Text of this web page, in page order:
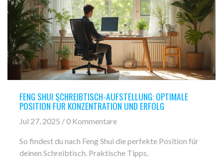
FENG SHUI SCHREIBTISCH-AUFSTELLUNG: OPTIMALE
POSITION FÜR KONZENTRATION UND ERFOLG
Jul 27, 2025 / 0 Kommentare
So findest du nach Feng Shui die perfekte Position für
deinen Schreibtisch. Praktische Tipps,